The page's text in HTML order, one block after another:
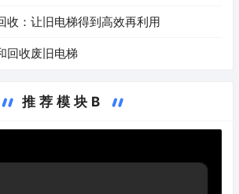
收：让旧电梯得到高效再利用
回收废旧电梯
推荐模块B